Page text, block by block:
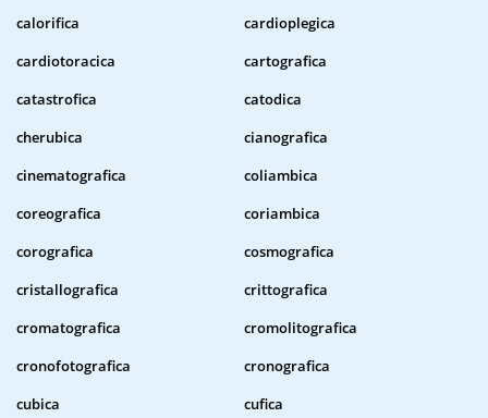
calorifica
cardioplegica
cardiotoracica
cartografica
catastrofica
catodica
cherubica
cianografica
cinematografica
coliambica
coreografica
coriambica
corografica
cosmografica
cristallografica
crittografica
cromatografica
cromolitografica
cronofotografica
cronografica
cubica
cufica